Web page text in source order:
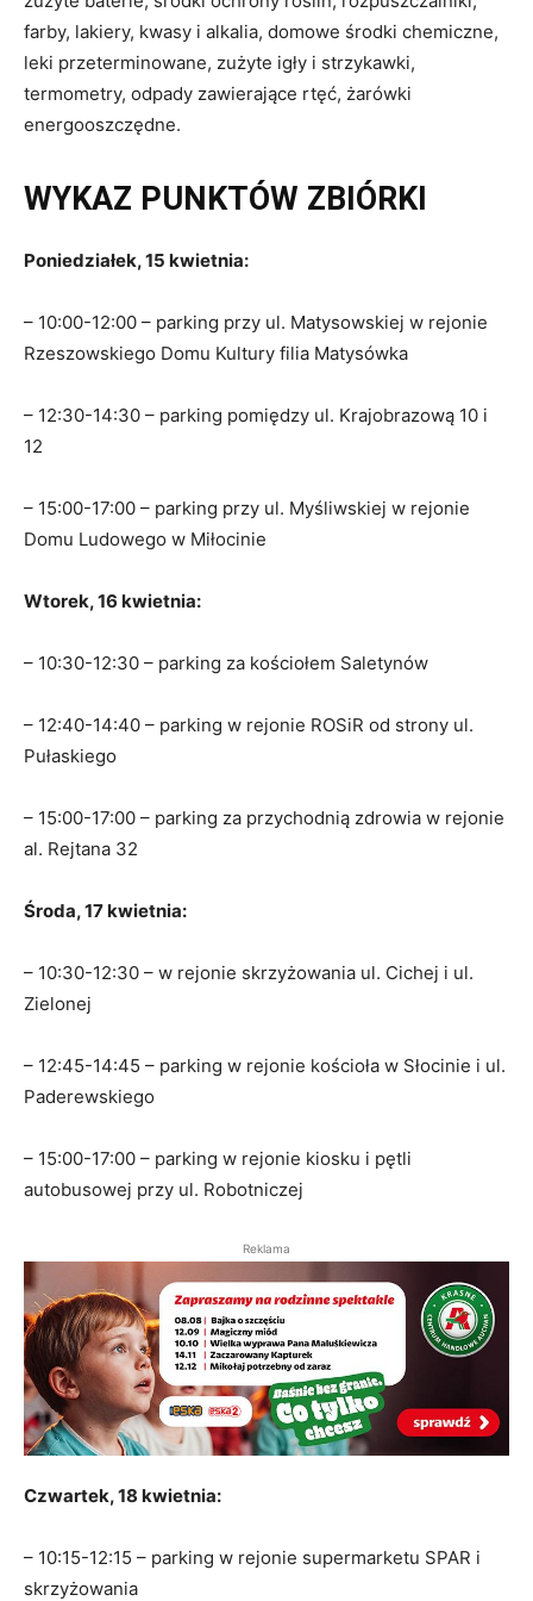
farby, lakiery, kwasy i alkalia, domowe środki chemiczne,
leki przeterminowane, zużyte igły i strzykawki,
termometry, odpady zawierające rtęć, żarówki
energooszczędne.
WYKAZ PUNKTÓW ZBIÓRKI
Poniedziałek, 15 kwietnia:
– 10:00-12:00 – parking przy ul. Matysowskiej w rejonie
Rzeszowskiego Domu Kultury filia Matysówka
– 12:30-14:30 – parking pomiędzy ul. Krajobrazową 10 i
12
– 15:00-17:00 – parking przy ul. Myśliwskiej w rejonie
Domu Ludowego w Miłocinie
Wtorek, 16 kwietnia:
– 10:30-12:30 – parking za kościołem Saletynów
– 12:40-14:40 – parking w rejonie ROSiR od strony ul.
Pułaskiego
– 15:00-17:00 – parking za przychodnią zdrowia w rejonie
al. Rejtana 32
Środa, 17 kwietnia:
– 10:30-12:30 – w rejonie skrzyżowania ul. Cichej i ul.
Zielonej
– 12:45-14:45 – parking w rejonie kościoła w Słocinie i ul.
Paderewskiego
– 15:00-17:00 – parking w rejonie kiosku i pętli
autobusowej przy ul. Robotniczej
Reklama
Czwartek, 18 kwietnia:
– 10:15-12:15 – parking w rejonie supermarketu SPAR i
skrzyżowania